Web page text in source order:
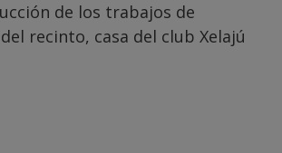
de los trabajos de
recinto, casa del club Xelajú